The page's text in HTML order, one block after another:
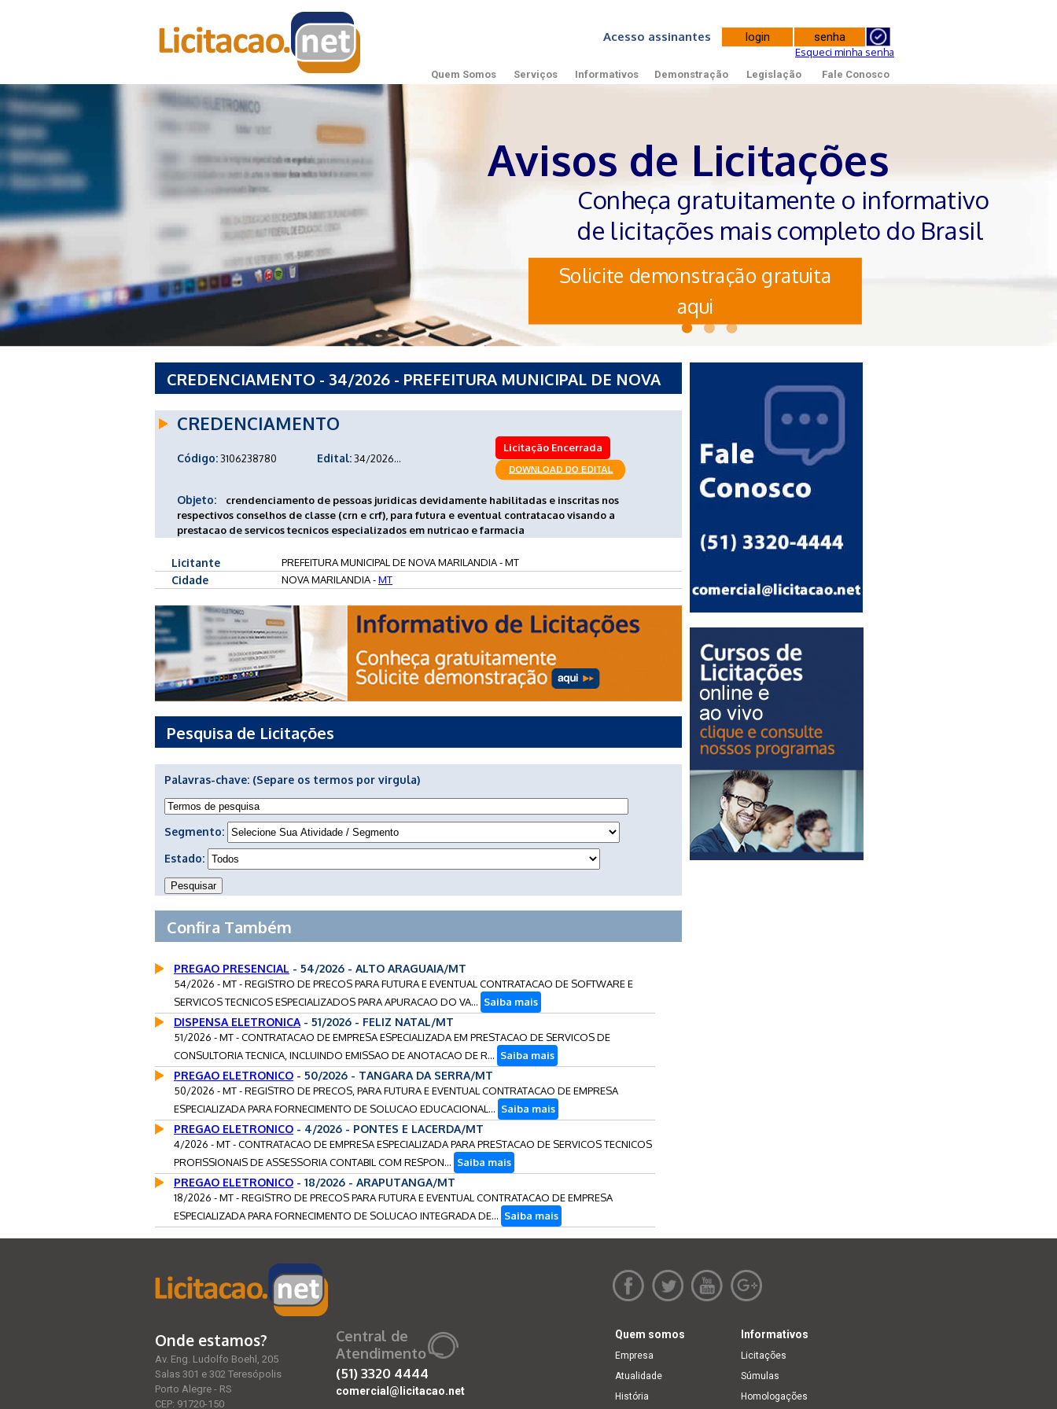
Acesso assinantes
Esqueci minha senha
Quem Somos Serviços Informativos Demonstração Legislação Fale Conosco
Avisos de Licitações
Conheça gratuitamente o informativo
de licitações mais completo do Brasil
Solicite demonstração gratuita
aqui
CREDENCIAMENTO - 34/2026 - PREFEITURA MUNICIPAL DE NOVA
CREDENCIAMENTO
Código:3106238780 Edital:34/2026...
Licitação Encerrada
Objeto:
crendenciamento de pessoas juridicas devidamente habilitadas e inscritas nos
respectivos conselhos de classe (crn e crf), para futura e eventual contratacao visando a
prestacao de servicos tecnicos especializados em nutricao e farmacia
Licitante PREFEITURA MUNICIPAL DE NOVA MARILANDIA - MT
Cidade NOVA MARILANDIA -MT
Pesquisa de Licitações
Palavras-chave: (Separe os termos por virgula)
Segmento:
Estado:
Confira Também
PREGAO PRESENCIAL - 54/2026 - ALTO ARAGUAIA/MT
54/2026 - MT - REGISTRO DE PRECOS PARA FUTURA E EVENTUAL CONTRATACAO DE SOFTWARE E
SERVICOS TECNICOS ESPECIALIZADOS PARA APURACAO DO VA... Saiba mais
DISPENSA ELETRONICA - 51/2026 - FELIZ NATAL/MT
51/2026 - MT - CONTRATACAO DE EMPRESA ESPECIALIZADA EM PRESTACAO DE SERVICOS DE
CONSULTORIA TECNICA, INCLUINDO EMISSAO DE ANOTACAO DE R... Saiba mais
PREGAO ELETRONICO - 50/2026 - TANGARA DA SERRA/MT
50/2026 - MT - REGISTRO DE PRECOS, PARA FUTURA E EVENTUAL CONTRATACAO DE EMPRESA
ESPECIALIZADA PARA FORNECIMENTO DE SOLUCAO EDUCACIONAL... Saiba mais
PREGAO ELETRONICO - 4/2026 - PONTES E LACERDA/MT
4/2026 - MT - CONTRATACAO DE EMPRESA ESPECIALIZADA PARA PRESTACAO DE SERVICOS TECNICOS
PROFISSIONAIS DE ASSESSORIA CONTABIL COM RESPON... Saiba mais
PREGAO ELETRONICO - 18/2026 - ARAPUTANGA/MT
18/2026 - MT - REGISTRO DE PRECOS PARA FUTURA E EVENTUAL CONTRATACAO DE EMPRESA
ESPECIALIZADA PARA FORNECIMENTO DE SOLUCAO INTEGRADA DE... Saiba mais
Onde estamos?
Av. Eng. Ludolfo Boehl, 205
Salas 301 e 302 Teresópolis
Porto Alegre - RS
CEP: 91720-150
Central de
Atendimento
(51)3320 4444
comercial@licitacao.net
Quem somos
Empresa
Atualidade
História
Informativos
Licitações
Súmulas
Homologações